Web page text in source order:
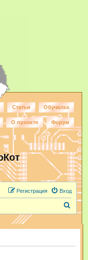
Статьи Обучалка
О проекте Форум
Вход
Регистрация
и